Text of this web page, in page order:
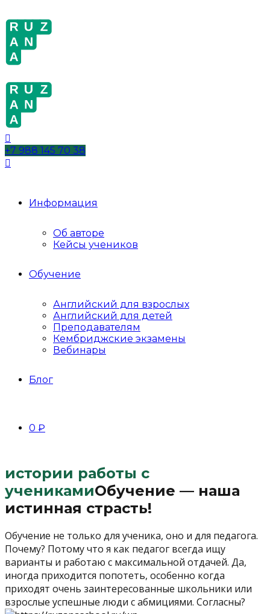
+7 988 145 70 38
Информация
Об авторе
Кейсы учеников
Обучение
Английский для взрослых
Английский для детей
Преподавателям
Кембриджские экзамены
Вебинары
Блог
0 ₽
истории работы с
ученикамиОбучение — наша
истинная страсть!
Обучение не только для ученика, оно и для педагога.
Почему? Потому что я как педагог всегда ищу
варианты и работаю с максимальной отдачей. Да,
иногда приходится попотеть, особенно когда
приходят очень заинтересованные школьники или
взрослые успешные люди с абмициями. Согласны?